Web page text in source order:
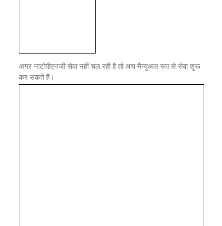
अगर नाटोपीएनजी सेवा नहीं चल रही है तो आप मैन्युअल रूप से सेवा शुरू
कर सकते हैं।